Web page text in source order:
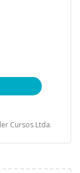
Cursos Ltda.